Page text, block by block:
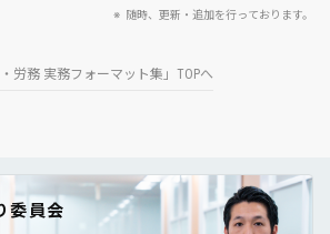
随時、更新・追加を行っております。
・労務 実務フォーマット集」TOPへ
委員会